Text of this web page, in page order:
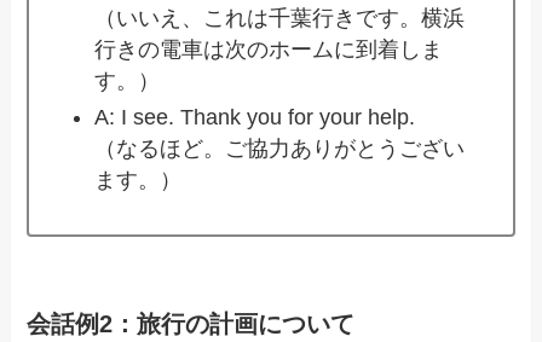
（いいえ、これは千葉行きです。横浜
行きの電車は次のホームに到着しま
す。）
A: I see. Thank you for your help.
（なるほど。ご協力ありがとうござい
ます。）
会話例2：旅行の計画について